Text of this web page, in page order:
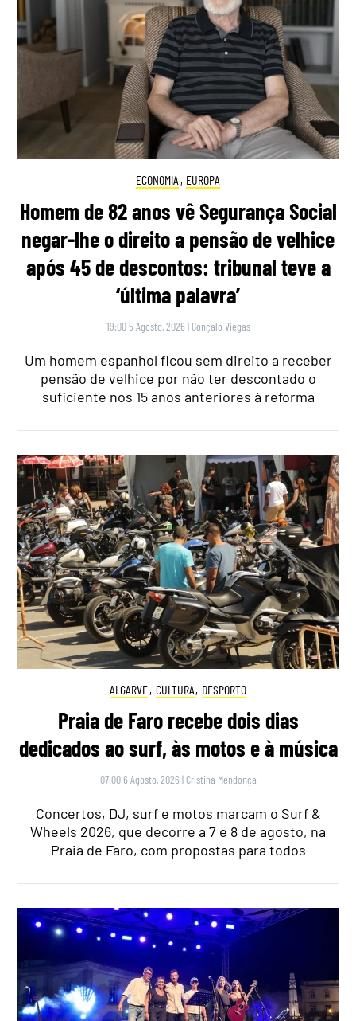
ECONOMIA , EUROPA
Homem de 82 anos vê Segurança Social
negar-lhe o direito a pensão de velhice
após 45 de descontos: tribunal teve a
‘última palavra’
19:00 5 Agosto, 2026 | Gonçalo Viegas
Um homem espanhol ficou sem direito a receber
pensão de velhice por não ter descontado o
suficiente nos 15 anos anteriores à reforma
ALGARVE, CULTURA, DESPORTO
Praia de Faro recebe dois dias
dedicados ao surf, às motos e à música
07:00 6 Agosto, 2026 | Cristina Mendonça
Concertos, DJ, surf e motos marcam o Surf &
Wheels 2026, que decorre a 7 e 8 de agosto, na
Praia de Faro, com propostas para todos